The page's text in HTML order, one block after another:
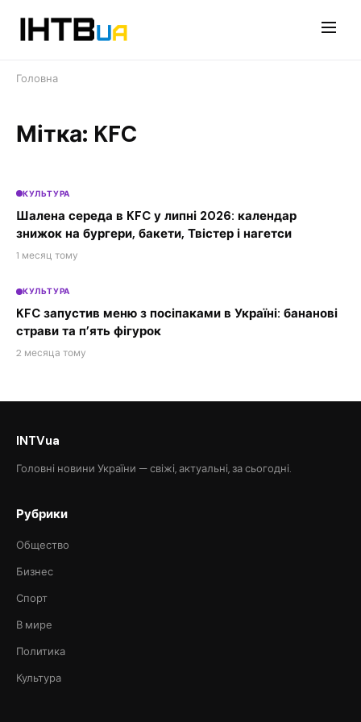
Головна
Мітка: KFC
КУЛЬТУРА
Шалена середа в KFC у липні 2026: календар
знижок на бургери, бакети, Твістер і нагетси
1 месяц тому
КУЛЬТУРА
KFC запустив меню з посіпаками в Україні: бананові
страви та п’ять фігурок
2 месяца тому
INTVua
Головні новини України — свіжі, актуальні, за сьогодні.
Рубрики
Общество
Бизнес
Спорт
В мире
Политика
Культура